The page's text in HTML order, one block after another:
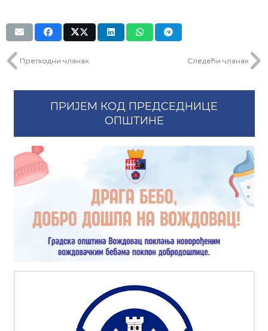
Претходни чланак Следећи чланак
ПРИЈЕМ КОД ПРЕДСЕДНИЦЕ
ОПШТИНЕ